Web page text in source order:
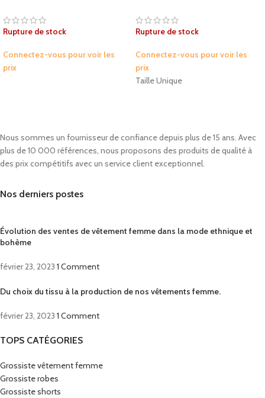
Rupture de stock
Connectez-vous pour voir les
prix
Rupture de stock
Connectez-vous pour voir les
prix
Taille Unique
Nous sommes un fournisseur de confiance depuis plus de 15 ans. Avec
plus de 10 000 références, nous proposons des produits de qualité à
des prix compétitifs avec un service client exceptionnel.
Nos derniers postes
Évolution des ventes de vêtement femme dans la mode ethnique et
bohème
février 23, 2023 1 Comment
Du choix du tissu à la production de nos vêtements femme.
février 23, 2023 1 Comment
TOPS CATÉGORIES
Grossiste vêtement femme
Grossiste robes
Grossiste shorts